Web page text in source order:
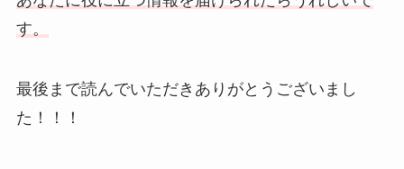
す。
最後まで読んでいただきありがとうございまし
た！！！